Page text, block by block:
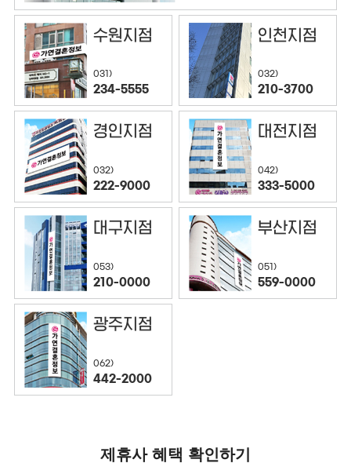
수원지점
031)
234-5555
인천지점
032)
210-3700
경인지점
032)
222-9000
대전지점
042)
333-5000
대구지점
053)
210-0000
부산지점
051)
559-0000
광주지점
062)
442-2000
제휴사 혜택 확인하기